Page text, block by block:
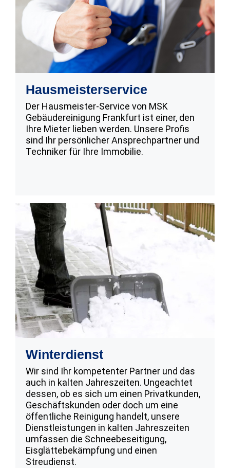
Hausmeisterservice
Der Hausmeister-Service von MSK
Gebäudereinigung Frankfurt ist einer, den
Ihre Mieter lieben werden. Unsere Profis
sind Ihr persönlicher Ansprechpartner und
Techniker für Ihre Immobilie.
Winterdienst
Wir sind Ihr kompetenter Partner und das
auch in kalten Jahreszeiten. Ungeachtet
dessen, ob es sich um einen Privatkunden,
Geschäftskunden oder doch um eine
öffentliche Reinigung handelt, unsere
Dienstleistungen in kalten Jahreszeiten
umfassen die Schneebeseitigung,
Eisglättebekämpfung und einen
Streudienst.